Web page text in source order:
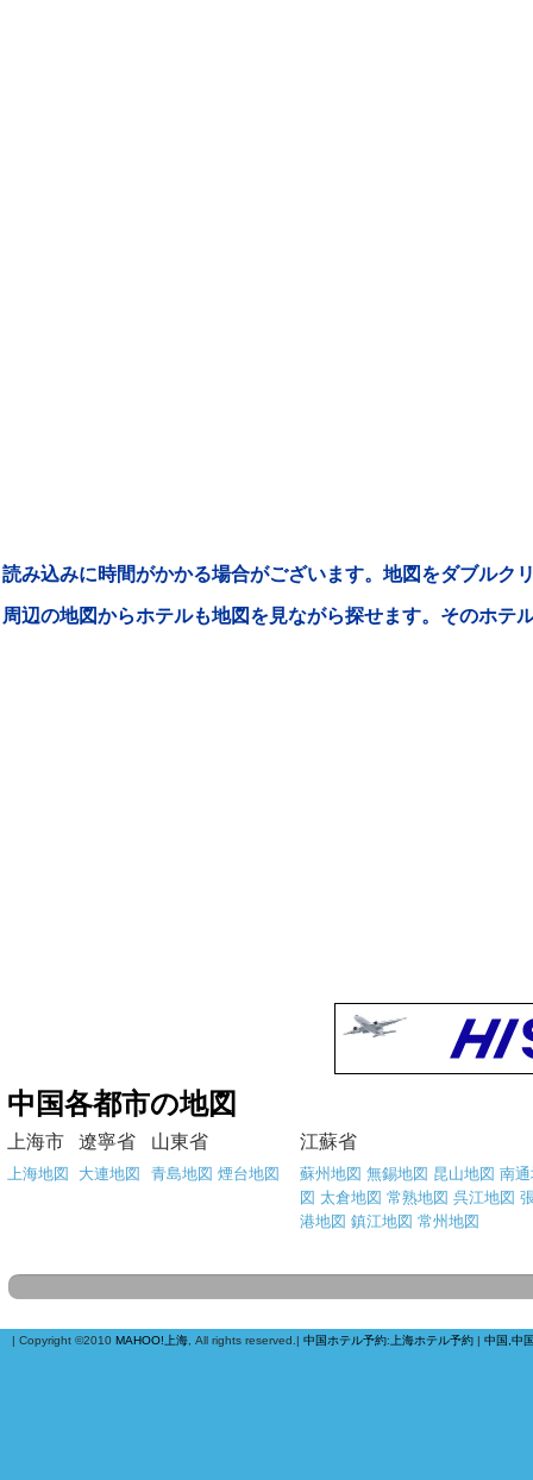
読み込みに時間がかかる場合がございます。地図をダブルク
周辺の地図からホテルも地図を見ながら探せます。そのホテ
中国各都市の地図
上海市 遼寧省 山東省 江蘇省
上海地図 大連地図 青島地図 煙台地図 蘇州地図 無錫地図 昆山地図 南
図 太倉地図 常熟地図 呉江地図
港地図 鎮江地図 常州地図
| Copyright ©2010 MAHOO!上海 , All rights reserved.| 中国ホテル予約: 上海ホテル予約 | 中国,中